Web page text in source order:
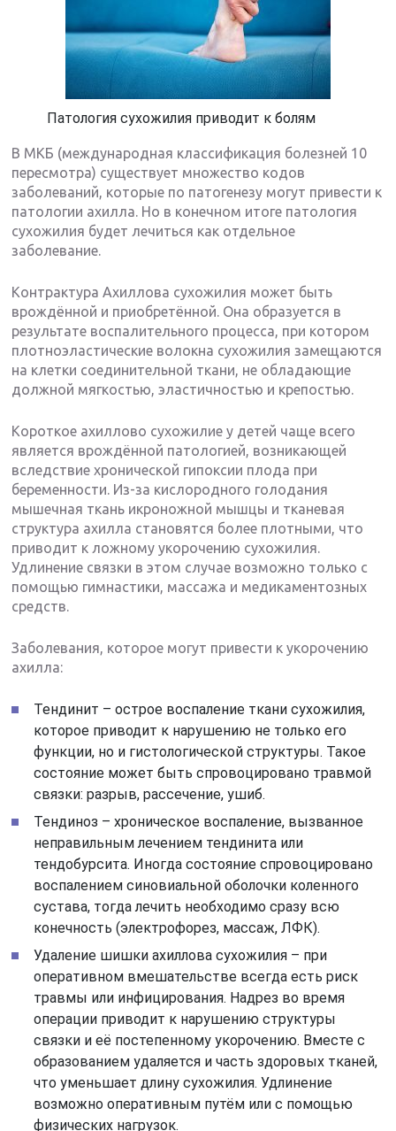
Патология сухожилия приводит к болям
В МКБ (международная классификация болезней 10
пересмотра) существует множество кодов
заболеваний, которые по патогенезу могут привести к
патологии ахилла. Но в конечном итоге патология
сухожилия будет лечиться как отдельное
заболевание.
Контрактура Ахиллова сухожилия может быть
врождённой и приобретённой. Она образуется в
результате воспалительного процесса, при котором
плотноэластические волокна сухожилия замещаются
на клетки соединительной ткани, не обладающие
должной мягкостью, эластичностью и крепостью.
Короткое ахиллово сухожилие у детей чаще всего
является врождённой патологией, возникающей
вследствие хронической гипоксии плода при
беременности. Из-за кислородного голодания
мышечная ткань икроножной мышцы и тканевая
структура ахилла становятся более плотными, что
приводит к ложному укорочению сухожилия.
Удлинение связки в этом случае возможно только с
помощью гимнастики, массажа и медикаментозных
средств.
Заболевания, которое могут привести к укорочению
ахилла:
Тендинит – острое воспаление ткани сухожилия,
которое приводит к нарушению не только его
функции, но и гистологической структуры. Такое
состояние может быть спровоцировано травмой
связки: разрыв, рассечение, ушиб.
Тендиноз – хроническое воспаление, вызванное
неправильным лечением тендинита или
тендобурсита. Иногда состояние спровоцировано
воспалением синовиальной оболочки коленного
сустава, тогда лечить необходимо сразу всю
конечность (электрофорез, массаж, ЛФК).
Удаление шишки ахиллова сухожилия – при
оперативном вмешательстве всегда есть риск
травмы или инфицирования. Надрез во время
операции приводит к нарушению структуры
связки и её постепенному укорочению. Вместе с
образованием удаляется и часть здоровых тканей,
что уменьшает длину сухожилия. Удлинение
возможно оперативным путём или с помощью
физических нагрузок.